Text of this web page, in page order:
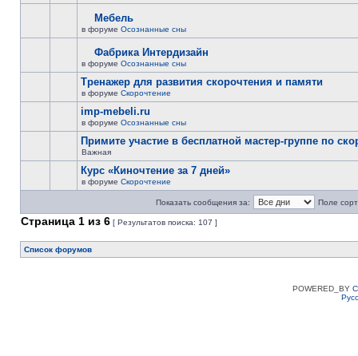
Мебель
в форуме Осознанные сны
Фабрика Интердизайн
в форуме Осознанные сны
Тренажер для развития скорочтения и памяти
в форуме Скорочтение
imp-mebeli.ru
в форуме Осознанные сны
Примите участие в бесплатной мастер-группе по
Важная
Курс «Киночтение за 7 дней»
в форуме Скорочтение
Показать сообщения за: Поле
Страница 1 из 6 [ Результатов поиска: 107 ]
Список форумов
POWERED_BY